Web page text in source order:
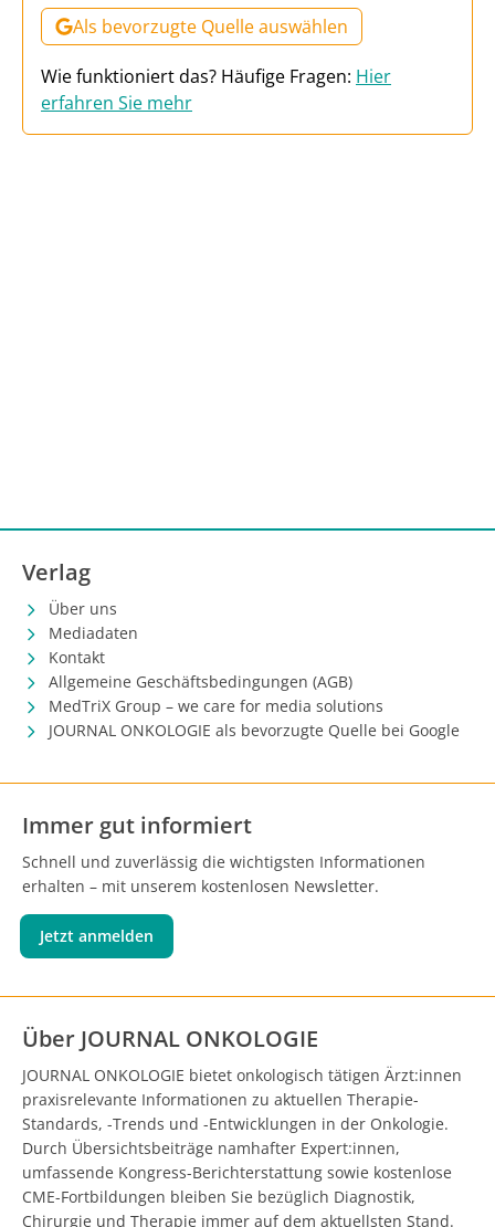
Als bevorzugte Quelle auswählen
Wie funktioniert das? Häufige Fragen: Hier
erfahren Sie mehr
Verlag
Über uns
Mediadaten
Kontakt
Allgemeine Geschäftsbedingungen (AGB)
MedTriX Group – we care for media solutions
JOURNAL ONKOLOGIE als bevorzugte Quelle bei Google
Immer gut informiert
Schnell und zuverlässig die wichtigsten Informationen
erhalten – mit unserem kostenlosen Newsletter.
Jetzt anmelden
Über JOURNAL ONKOLOGIE
JOURNAL ONKOLOGIE bietet onkologisch tätigen Ärzt:innen
praxisrelevante Informationen zu aktuellen Therapie-
Standards, -Trends und -Entwicklungen in der Onkologie.
Durch Übersichtsbeiträge namhafter Expert:innen,
umfassende Kongress-Berichterstattung sowie kostenlose
CME-Fortbildungen bleiben Sie bezüglich Diagnostik,
Chirurgie und Therapie immer auf dem aktuellsten Stand.